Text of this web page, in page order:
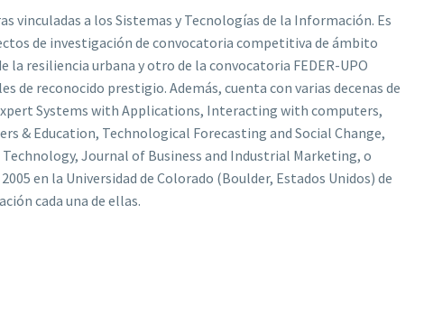
a los Sistemas y Tecnologías de la Información. Es
de investigación de convocatoria competitiva de ámbito
resiliencia urbana y otro de la convocatoria FEDER-UPO
reconocido prestigio. Además, cuenta con varias decenas de
Systems with Applications, Interacting with computers,
& Education, Technological Forecasting and Social Change,
Journal of Business and Industrial Marketing, o
en la Universidad de Colorado (Boulder, Estados Unidos) de
cada una de ellas.